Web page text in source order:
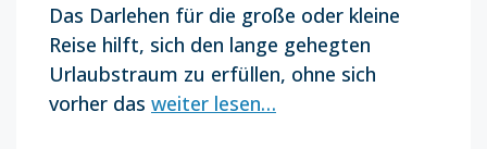
Das Darlehen für die große oder kleine
Reise hilft, sich den lange gehegten
Urlaubstraum zu erfüllen, ohne sich
vorher das weiter lesen…